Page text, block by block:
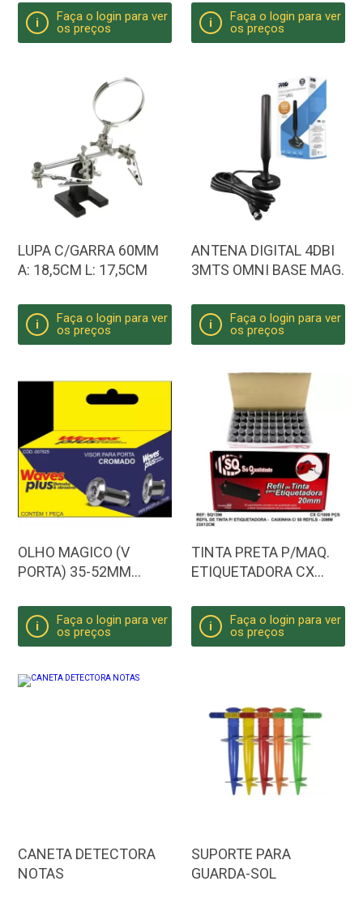
i
Faça o login para ver
os preços
i
Faça o login para ver
os preços
LUPA C/GARRA 60MM
A: 18,5CM L: 17,5CM
i
Faça o login para ver
os preços
ANTENA DIGITAL 4DBI
3MTS OMNI BASE MAG.
i
Faça o login para ver
os preços
OLHO MAGICO (V
PORTA) 35-52MM
i
Faça o login para ver
os preços
TINTA PRETA P/MAQ.
ETIQUETADORA CX
i
Faça o login para ver
os preços
CANETA DETECTORA
NOTAS
SUPORTE PARA
GUARDA-SOL